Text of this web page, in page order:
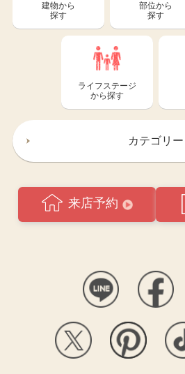
建物から
探す
部位から
探す
ライフステージ
から探す
カテゴリー
来店予約